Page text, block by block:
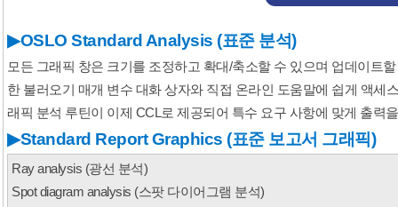
▶OSLO Standard Analysis (표준 분석)
모든 그래픽 창은 크기를 조정하고 확대/축소할 수 있으며 업데이트
한 불러오기 매개 변수 대화 상자와 직접 온라인 도움말에 쉽게 액세
▶Standard Report Graphics (표준 보고서 그래픽)
Ray analysis (광선 분석)
Spot diagram analysis (스팟 다이어그램 분석)